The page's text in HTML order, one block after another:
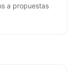
a propuestas